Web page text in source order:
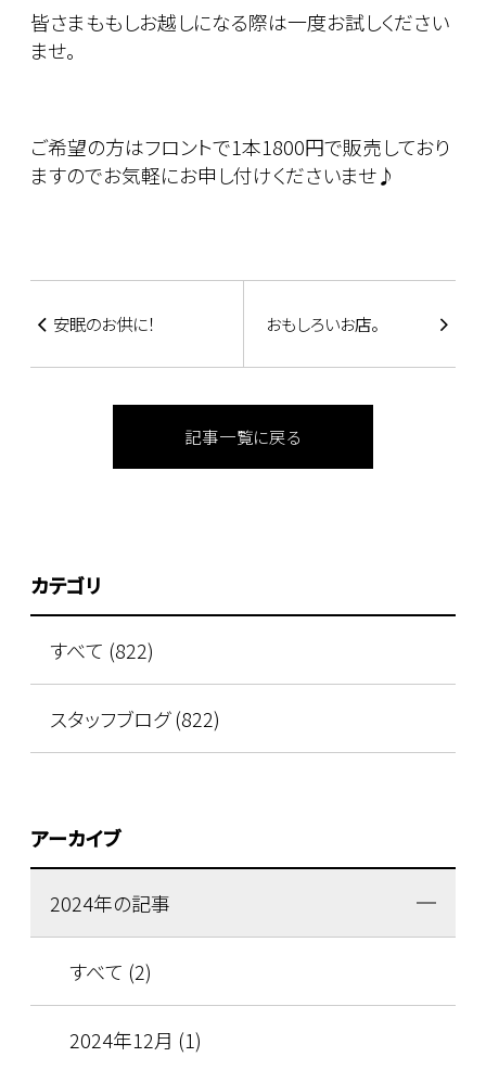
皆さまももしお越しになる際は一度お試しください
ませ。
ご希望の方はフロントで1本1800円で販売しており
ますのでお気軽にお申し付けくださいませ♪
安眠のお供に！ おもしろいお店。
記事一覧に戻る
カテゴリ
すべて (822)
スタッフブログ (822)
アーカイブ
2024年の記事
すべて (2)
2024年12月 (1)